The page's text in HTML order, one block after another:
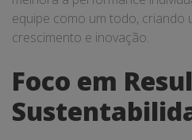
equipe como um todo, criando
crescimento e inovação.
Foco em